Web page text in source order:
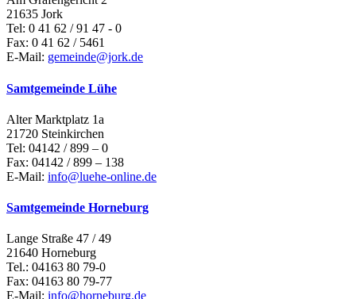
21635 Jork
Tel: 0 41 62 / 91 47 - 0
Fax: 0 41 62 / 5461
E-Mail: gemeinde@jork.de
Samtgemeinde Lühe
Alter Marktplatz 1a
21720 Steinkirchen
Tel: 04142 / 899 – 0
Fax: 04142 / 899 – 138
E-Mail: info@luehe-online.de
Samtgemeinde Horneburg
Lange Straße 47 / 49
21640 Horneburg
Tel.: 04163 80 79-0
Fax: 04163 80 79-77
E-Mail: info@horneburg.de